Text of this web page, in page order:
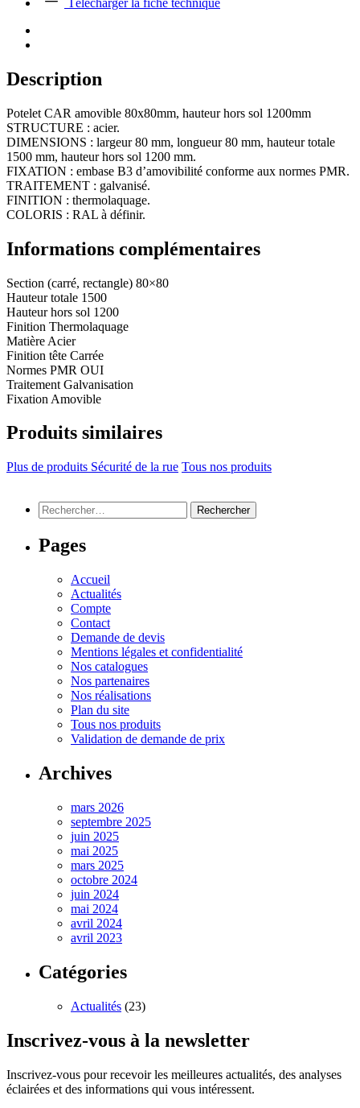
hauteur
hors
1200mm
Description
Potelet CAR amovible 80x80mm, hauteur hors sol 1200mm
STRUCTURE : acier.
DIMENSIONS : largeur 80 mm, longueur 80 mm, hauteur totale
1500 mm, hauteur hors sol 1200 mm.
FIXATION : embase B3 d’amovibilité conforme aux normes PMR.
TRAITEMENT : galvanisé.
FINITION : thermolaquage.
COLORIS : RAL à définir.
Informations complémentaires
Section (carré, rectangle) 80×80
Hauteur totale 1500
Hauteur hors sol 1200
Finition Thermolaquage
Matière Acier
Finition tête Carrée
Normes PMR OUI
Traitement Galvanisation
Fixation Amovible
Produits similaires
Plus de produits Sécurité de la rue Tous nos produits
Rechercher :
Pages
Accueil
Actualités
Compte
Contact
Demande de devis
Mentions légales et confidentialité
Nos catalogues
Nos partenaires
Nos réalisations
Plan du site
Tous nos produits
Validation de demande de prix
Archives
mars 2026
septembre 2025
juin 2025
mai 2025
mars 2025
octobre 2024
juin 2024
mai 2024
avril 2024
avril 2023
Catégories
Actualités (23)
Inscrivez-vous à la newsletter
Inscrivez-vous pour recevoir les meilleures actualités, des analyses
éclairées et des informations qui vous intéressent.